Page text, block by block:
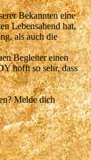
Bekannten eine
Lebensabend hat,
als auch die
Begleiter einen
hofft so sehr, dass
Melde dich